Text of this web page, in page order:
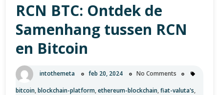
Gemakkelijk
met
Skrill
RCN BTC: Ontdek de
Samenhang tussen RCN
en Bitcoin
intothemeta feb 20, 2024 No Comments
bitcoin,blockchain-platform,ethereum-blockchain,fiat-valuta's,